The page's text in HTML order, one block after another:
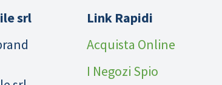
srl
Link Rapidi
Acquista Online
I Negozi Spio